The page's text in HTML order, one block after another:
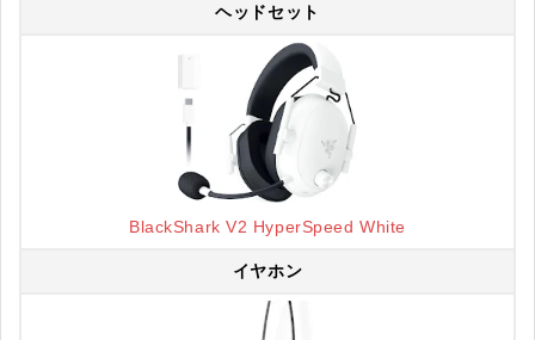
ヘッドセット
BlackShark V2 HyperSpeed White
イヤホン